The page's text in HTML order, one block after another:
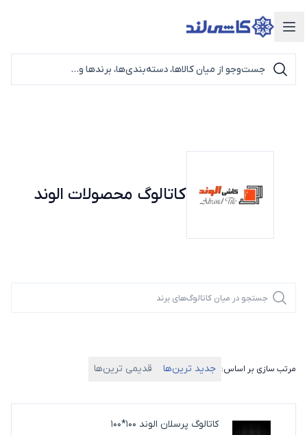
دسته‌بندی محصولات
کاتالوگ محصولات الوند
مرتب سازی بر اساس: جدید ترین‌ها قدیمی ترین‌ها
کاتالوگ پرسلان الوند 100*100